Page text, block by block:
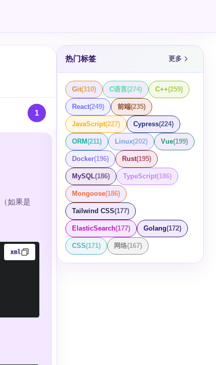
1
（如果是
xml
热门标签 更多
Git(310) C语言(274) C++(259)
React(249) 前端(235)
JavaScript(227) Cypress(224)
ORM(211) Linux(202) Vue(199)
Docker(196) Rust(195)
MySQL(186) TypeScript(186)
Mongoose(186)
Tailwind CSS(177)
ElasticSearch(177) Golang(172)
CSS(171) 网络(167)